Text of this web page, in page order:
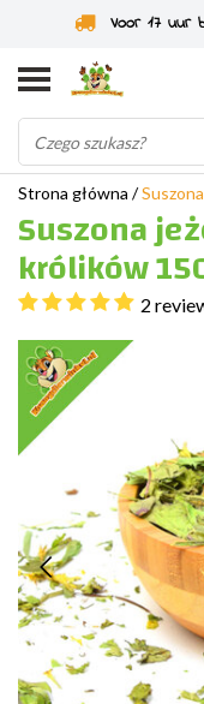
Strona główna /
Suszona
królików
2